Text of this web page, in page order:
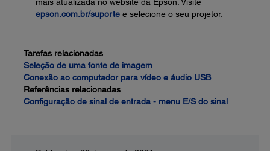
epson.com.br/suporte e selecione o seu projetor.
Tarefas relacionadas
Seleção de uma fonte de imagem
Conexão ao computador para vídeo e áudio USB
Referências relacionadas
Configuração de sinal de entrada - menu E/S do sinal